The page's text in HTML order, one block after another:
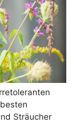
Sträucher